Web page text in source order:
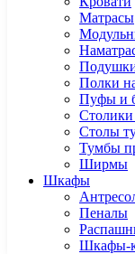
Матрасы
Полки
Пуфы и
Столы
Тумбы
Ширмы
Шкафы
Пеналы
Шкафы-